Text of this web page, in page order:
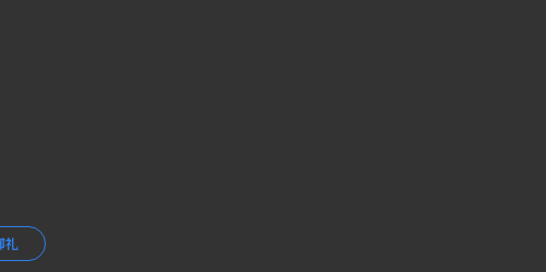
礼